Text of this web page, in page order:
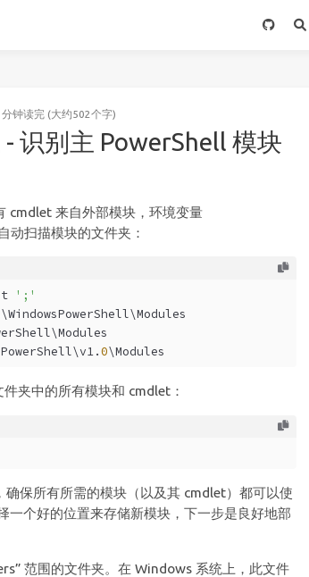
分钟读完 (大约502个字)
识别主 PowerShell 模块
cmdlet 来自外部模块，环境变量
动扫描模块的文件夹：
';'
0\Modules
夹中的所有模块和 cmdlet：
保所有所需的模块（以及其 cmdlet）都可以使
一个好的位置来存储新模块，下一步是良好地部
范围的文件夹。在 Windows 系统上，此文件